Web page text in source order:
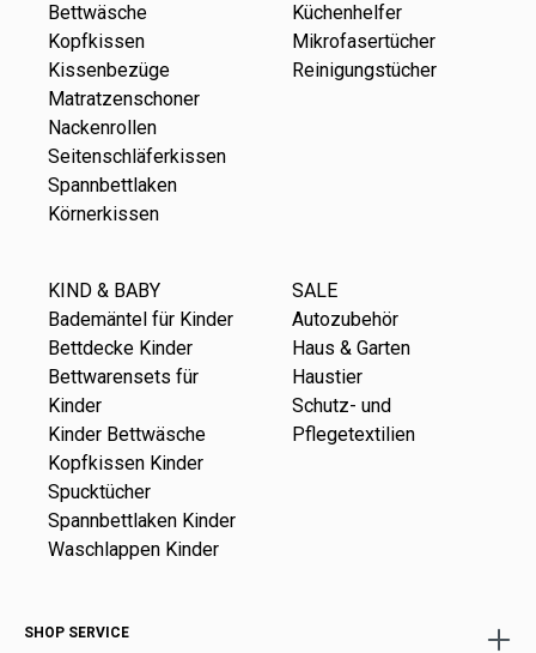
Bettwäsche
Kopfkissen
Kissenbezüge
Matratzenschoner
Nackenrollen
Seitenschläferkissen
Spannbettlaken
Körnerkissen
Küchenhelfer
Mikrofasertücher
Reinigungstücher
KIND & BABY
Bademäntel für Kinder
Bettdecke Kinder
Bettwarensets für
Kinder
Kinder Bettwäsche
Kopfkissen Kinder
Spucktücher
Spannbettlaken Kinder
Waschlappen Kinder
SALE
Autozubehör
Haus & Garten
Haustier
Schutz- und
Pflegetextilien
SHOP SERVICE